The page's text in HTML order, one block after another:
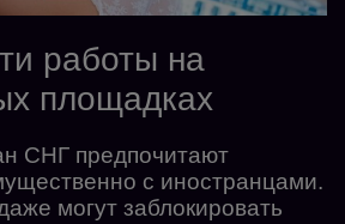
работы на
площадках
СНГ предпочитают
с иностранцами.
могут заблокировать